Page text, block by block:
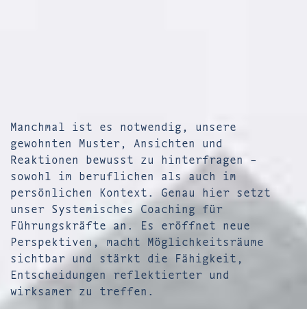
Manchmal ist es notwendig, unsere
gewohnten Muster, Ansichten und
Reaktionen bewusst zu hinterfragen –
sowohl im beruflichen als auch im
persönlichen Kontext. Genau hier setzt
unser Systemisches Coaching für
Führungskräfte an. Es eröffnet neue
Perspektiven, macht Möglichkeitsräume
sichtbar und stärkt die Fähigkeit,
Entscheidungen reflektierter und
wirksamer zu treffen.